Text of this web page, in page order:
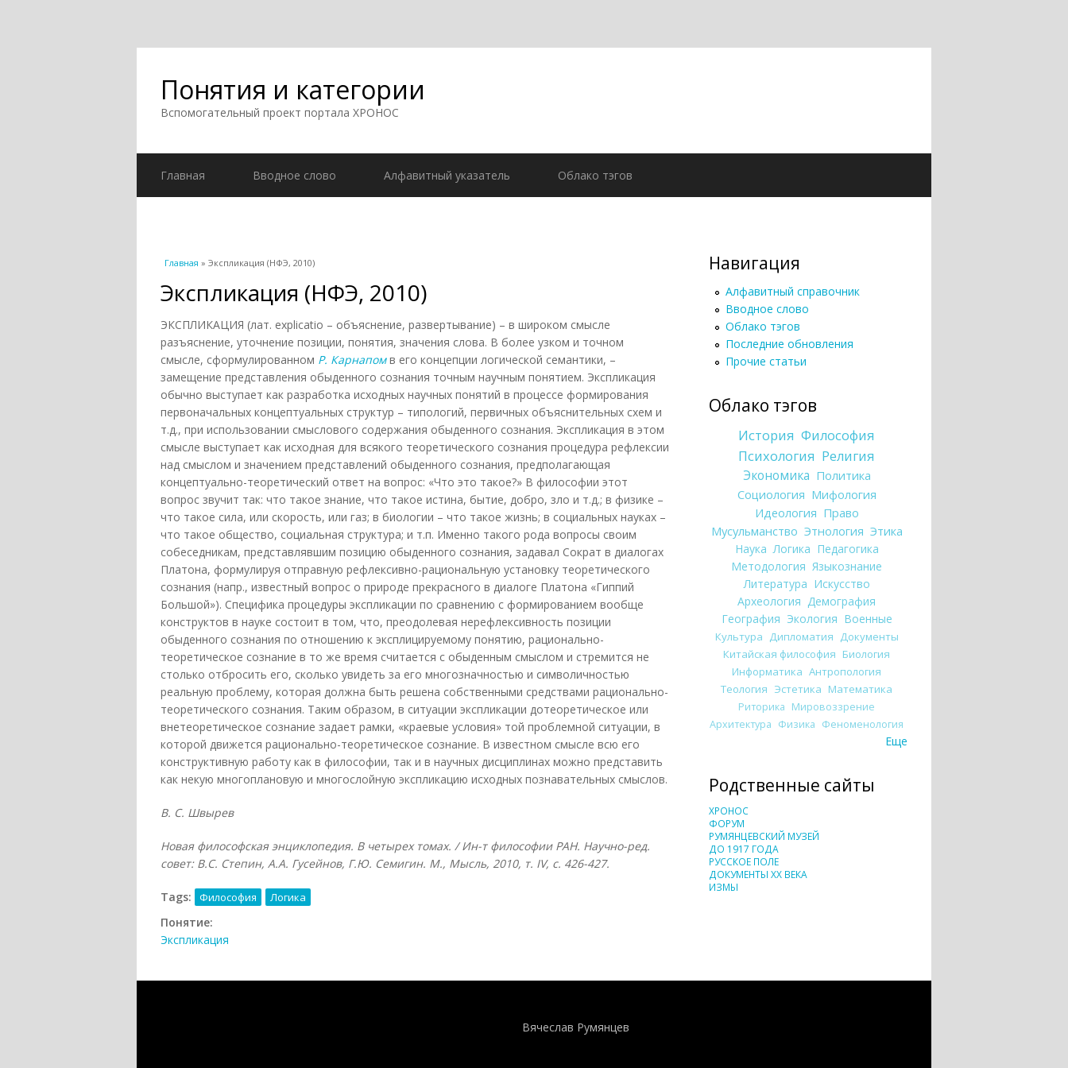
Понятия и категории
Вспомогательный проект портала ХРОНОС
Главная Вводное слово Алфавитный указатель Облако тэгов
Вы здесь
Главная » Экспликация (НФЭ, 2010)
Экспликация (НФЭ, 2010)
ЭКСПЛИКАЦИЯ (лат. explicatio – объяснение, развертывание) – в широком смысле
разъяснение, уточнение позиции, понятия, значения слова. В более узком и точном
смысле, сформулированном Р. Карнапомв его концепции логической семантики, –
замещение представления обыденного сознания точным научным понятием. Экспликация
обычно выступает как разработка исходных научных понятий в процессе формирования
первоначальных концептуальных структур – типологий, первичных объяснительных схем и
т.д., при использовании смыслового содержания обыденного сознания. Экспликация в этом
смысле выступает как исходная для всякого теоретического сознания процедура рефлексии
над смыслом и значением представлений обыденного сознания, предполагающая
концептуально-теоретический ответ на вопрос: «Что это такое?» В философии этот
вопрос звучит так: что такое знание, что такое истина, бытие, добро, зло и т.д.; в физике –
что такое сила, или скорость, или газ; в биологии – что такое жизнь; в социальных науках –
что такое общество, социальная структура; и т.п. Именно такого рода вопросы своим
собеседникам, представлявшим позицию обыденного сознания, задавал Сократ в диалогах
Платона, формулируя отправную рефлексивно-рациональную установку теоретического
сознания (напр., известный вопрос о природе прекрасного в диалоге Платона «Гиппий
Большой»). Специфика процедуры экспликации по сравнению с формированием вообще
конструктов в науке состоит в том, что, преодолевая нерефлексивность позиции
обыденного сознания по отношению к эксплицируемому понятию, рационально-
теоретическое сознание в то же время считается с обыденным смыслом и стремится не
столько отбросить его, сколько увидеть за его многозначностью и символичностью
реальную проблему, которая должна быть решена собственными средствами рационально-
теоретического сознания. Таким образом, в ситуации экспликации дотеоретическое или
внетеоретическое сознание задает рамки, «краевые условия» той проблемной ситуации, в
которой движется рационально-теоретическое сознание. В известном смысле всю его
конструктивную работу как в философии, так и в научных дисциплинах можно представить
как некую многоплановую и многослойную экспликацию исходных познавательных смыслов.
В. С. Швырев
Новая философская энциклопедия. В четырех томах. / Ин-т философии РАН. Научно-ред.
совет: В.С. Степин, А.А. Гусейнов, Г.Ю. Семигин. М., Мысль, 2010, т. IV, с. 426-427.
Tags: Философия Логика
Понятие:
Экспликация
Навигация
Алфавитный справочник
Вводное слово
Облако тэгов
Последние обновления
Прочие статьи
Облако тэгов
История Философия
Психология Религия
Экономика Политика
Социология Мифология
Идеология Право
Мусульманство Этнология Этика
Наука Логика Педагогика
Методология Языкознание
Литература Искусство
Археология Демография
География Экология Военные
Культура Дипломатия Документы
Китайская философия Биология
Информатика Антропология
Теология Эстетика Математика
Риторика Мировоззрение
Архитектура Физика Феноменология
Еще
Родственные сайты
ХРОНОС
ФОРУМ
РУМЯНЦЕВСКИЙ МУЗЕЙ
ДО 1917 ГОДА
РУССКОЕ ПОЛЕ
ДОКУМЕНТЫ XX ВЕКА
ИЗМЫ
Вячеслав Румянцев